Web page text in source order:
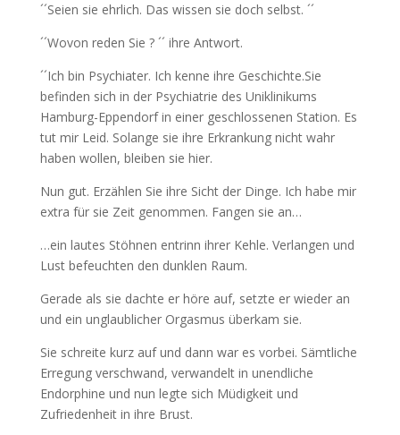
´´Seien sie ehrlich. Das wissen sie doch selbst. ´´
´´Wovon reden Sie ? ´´ ihre Antwort.
´´Ich bin Psychiater. Ich kenne ihre Geschichte.Sie
befinden sich in der Psychiatrie des Uniklinikums
Hamburg-Eppendorf in einer geschlossenen Station. Es
tut mir Leid. Solange sie ihre Erkrankung nicht wahr
haben wollen, bleiben sie hier.
Nun gut. Erzählen Sie ihre Sicht der Dinge. Ich habe mir
extra für sie Zeit genommen. Fangen sie an…
…ein lautes Stöhnen entrinn ihrer Kehle. Verlangen und
Lust befeuchten den dunklen Raum.
Gerade als sie dachte er höre auf, setzte er wieder an
und ein unglaublicher Orgasmus überkam sie.
Sie schreite kurz auf und dann war es vorbei. Sämtliche
Erregung verschwand, verwandelt in unendliche
Endorphine und nun legte sich Müdigkeit und
Zufriedenheit in ihre Brust.